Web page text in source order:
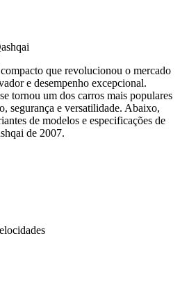
que revolucionou o mercado
e desempenho excepcional.
tornou um dos carros mais populares
segurança e versatilidade. Abaixo,
de modelos e especificações de
de 2007.